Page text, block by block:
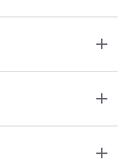
はこちら